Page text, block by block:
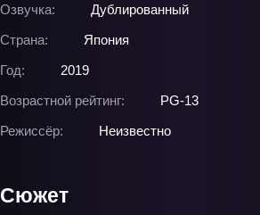
Озвучка:
Дублированный
Страна:
Япония
Год:
2019
Возрастной рейтинг:
PG-13
Режиссёр:
Неизвестно
Сюжет